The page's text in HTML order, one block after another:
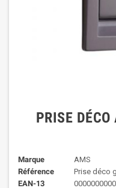
PRISE
Marque
AMS
Référence
Prise déco
EAN-13